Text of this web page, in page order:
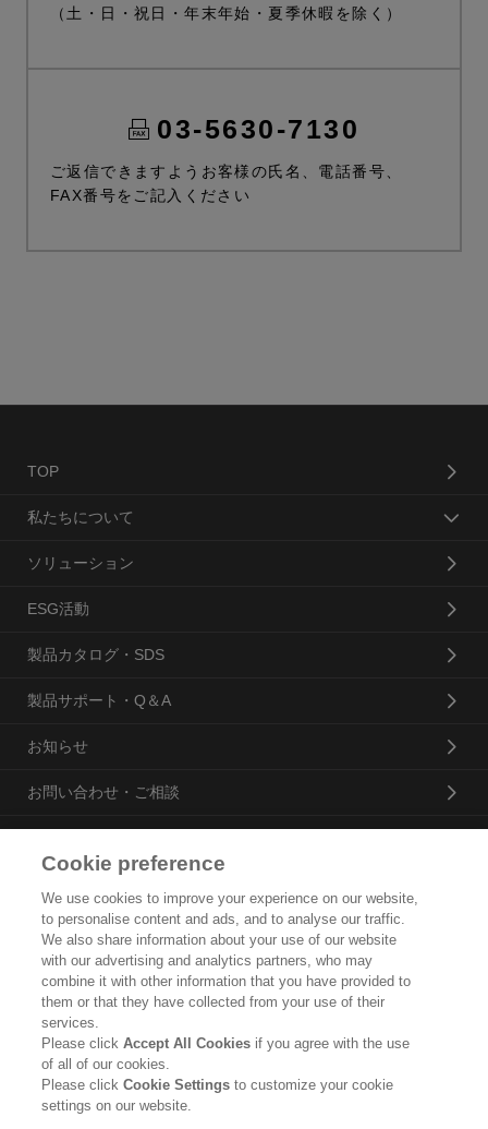
（土・日・祝日・年末年始・夏季休暇を除く）
03-5630-7130
ご返信できますようお客様の氏名、電話番号、
FAX番号をご記入ください
TOP
私たちについて
ソリューション
ESG活動
製品カタログ・SDS
製品サポート・Q＆A
お知らせ
お問い合わせ・ご相談
トップ
企業概要・沿革
製品カタログ
個人情報保護方針
Cookie preference
We use cookies to improve your experience on our website,
to personalise content and ads, and to analyse our traffic.
We also share information about your use of our website
with our advertising and analytics partners, who may
combine it with other information that you have provided to
them or that they have collected from your use of their
services.
Please clickAccept All Cookies if you agree with the use
of all of our cookies.
Please clickCookie Settingsto customize your cookie
settings on our website.